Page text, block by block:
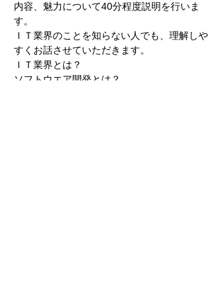
内容、魅力について40分程度説明を行いま
す。
ＩＴ業界のことを知らない人でも、理解しや
すくお話させていただきます。
ＩＴ業界とは？
ソフトウエア開発とは？